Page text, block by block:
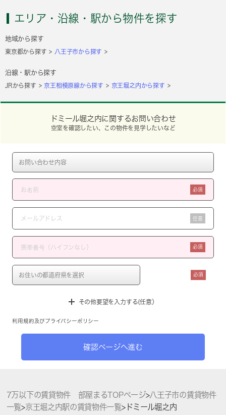
エリア・沿線・駅から物件を探す
地域から探す
東京都から探す 八王子市から探す
沿線・駅から探す
JRから探す 京王相模原線から探す 京王堀之内から探す
ドミール堀之内に関するお問い合わせ
空室を確認したい、この物件を見学したいなど
必須
任意
必須
必須
その他要望を入力する(任意）
利用規約 及び プライバシーポリシー
確認ページへ進む
7万以下の賃貸物件 部屋まるTOPページ>八王子市の賃貸物件
一覧>京王堀之内駅の賃貸物件一覧>ドミール堀之内